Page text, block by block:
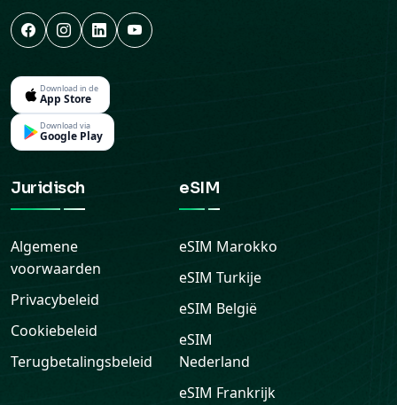
Download in de
App Store
Download via
Google Play
Juridisch
Algemene
voorwaarden
Privacybeleid
Cookiebeleid
Terugbetalingsbeleid
eSIM
eSIM Marokko
eSIM Turkije
eSIM België
eSIM
Nederland
eSIM Frankrijk